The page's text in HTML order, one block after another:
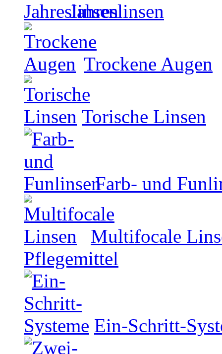
Jahreslinsen
Trockene Augen
Torische Linsen
Farb- und
Multifocale
Pflegemittel
Ein-Schritt-